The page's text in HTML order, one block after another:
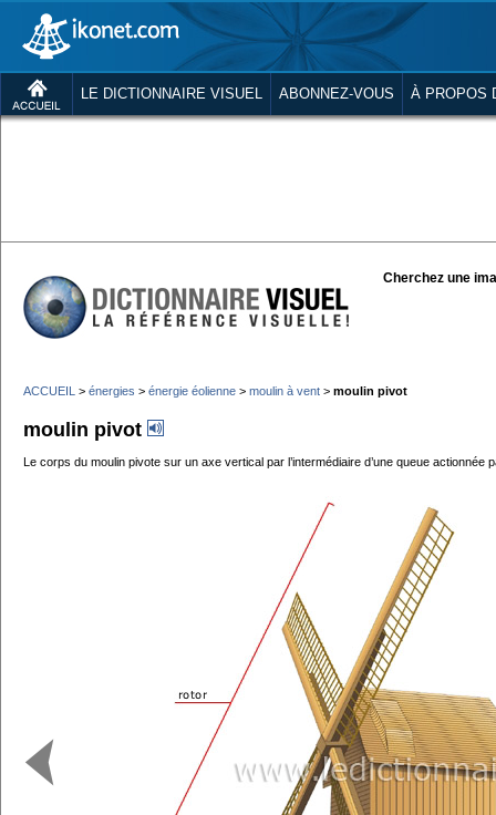
LE DICTIONNAIRE VISUEL ABONNEZ-VOUS À PROPOS
Cherchez une
ACCUEIL > énergies > énergie éolienne > moulin à vent > moulin pivot
moulin pivot
Le corps du moulin pivote sur un axe vertical par l’intermédiaire d’une queue actionnée